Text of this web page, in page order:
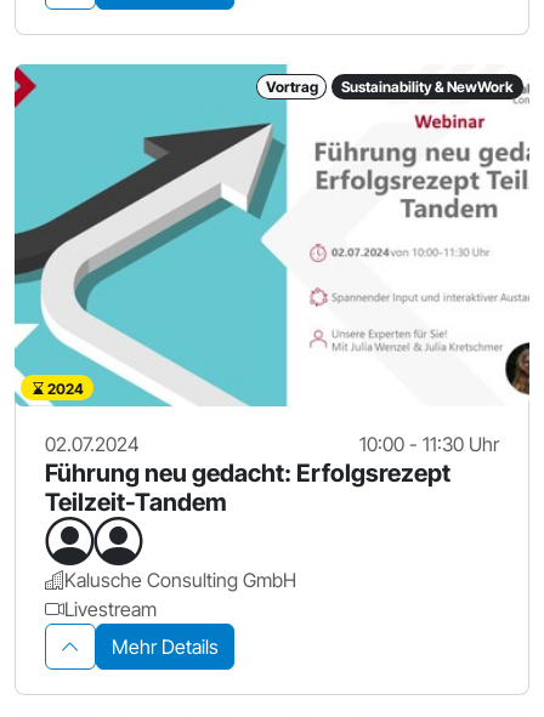
Vortrag Sustainability & NewWork
2024
02.07.2024 10:00 - 11:30 Uhr
Führung neu gedacht: Erfolgsrezept
Teilzeit-Tandem
Kalusche Consulting GmbH
Livestream
Mehr Details